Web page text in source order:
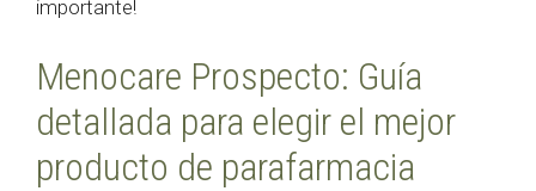
importante!
Menocare Prospecto: Guía
detallada para elegir el mejor
producto de parafarmacia